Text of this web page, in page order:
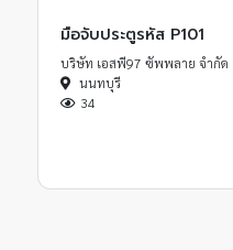
มือจับประตูรหัส P101
บริษัท เอสพี97 ซัพพลาย จำกัด
นนทบุรี
34